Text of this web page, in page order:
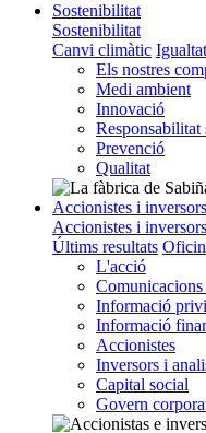
Sostenibilitat
Sostenibilitat
Canvi climàtic
Els nostres
Medi ambient
Innovació
Responsabilitat
Prevenció
Qualitat
Accionistes i inversors
Accionistes i inversors
Últims resultats
L'acció
Informació
Informació
Accionistes
Inversors i
Capital social
Govern